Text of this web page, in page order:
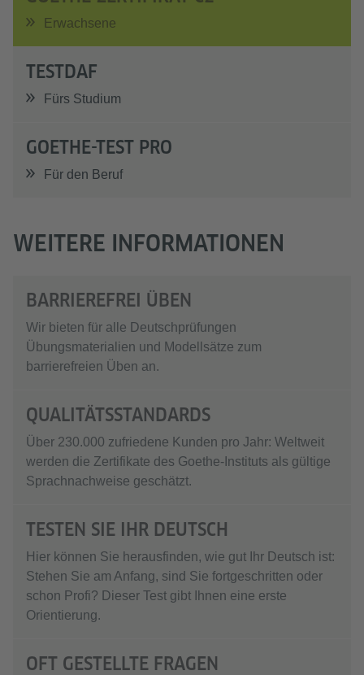
Erwachsene
TESTDAF
Fürs Studium
GOETHE-TEST PRO
Für den Beruf
WEITERE INFORMATIONEN
BARRIEREFREI ÜBEN
Wir bieten für alle Deutschprüfungen
Übungsmaterialien und Modellsätze zum
barrierefreien Üben an.
QUALITÄTSSTANDARDS
Über 230.000 zufriedene Kunden pro Jahr: Weltweit
werden die Zertifikate des Goethe-Instituts als gültige
Sprachnachweise geschätzt.
TESTEN SIE IHR DEUTSCH
Hier können Sie herausfinden, wie gut Ihr Deutsch ist:
Stehen Sie am Anfang, sind Sie fortgeschritten oder
schon Profi? Dieser Test gibt Ihnen eine erste
Orientierung.
OFT GESTELLTE FRAGEN